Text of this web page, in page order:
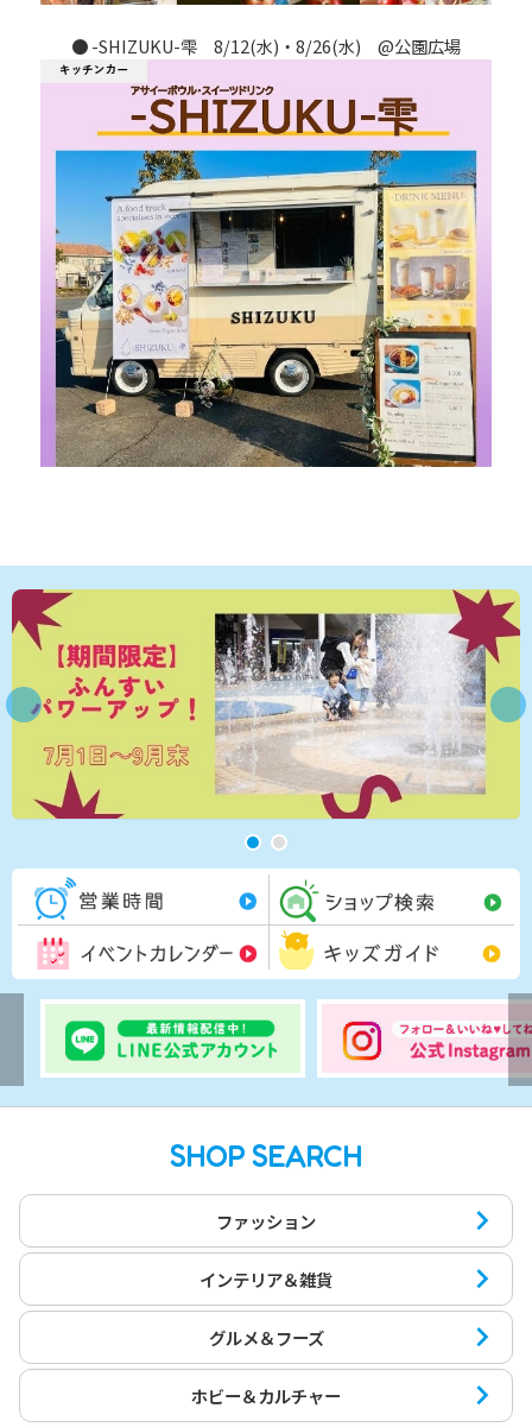
●-SHIZUKU-雫 8/12(水)・8/26(水) @公園広場
営業時間一覧
イベントカレンダー
SHOP SEARCH
ファッション
インテリア＆雑貨
グルメ＆フーズ
ホビー＆カルチャー